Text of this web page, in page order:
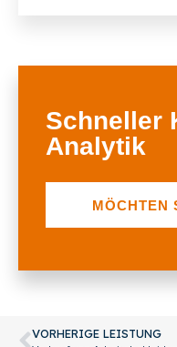
Schneller
Analytik
MÖCHTEN
VORHERIGE LEISTUNG